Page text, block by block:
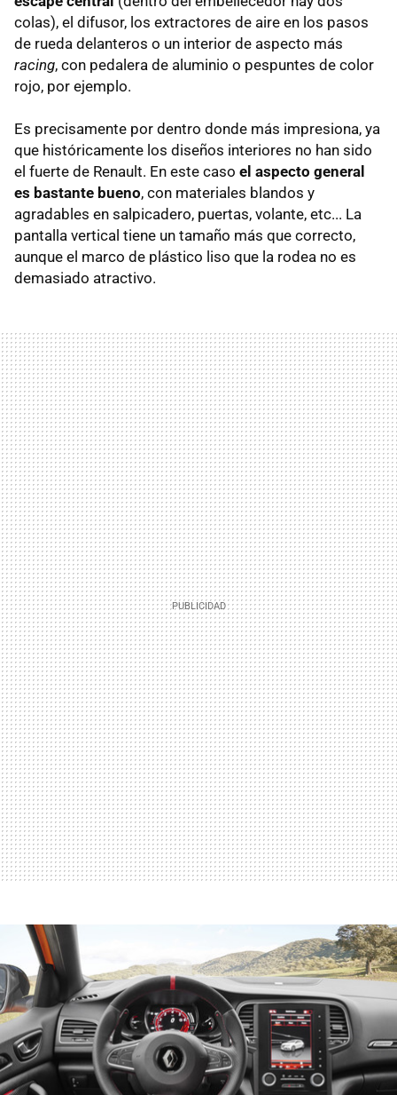
colas), el difusor, los extractores de aire en los pasos
de rueda delanteros o un interior de aspecto más
racing, con pedalera de aluminio o pespuntes de color
rojo, por ejemplo.
Es precisamente por dentro donde más impresiona, ya
que históricamente los diseños interiores no han sido
el fuerte de Renault. En este caso el aspecto general
es bastante bueno, con materiales blandos y
agradables en salpicadero, puertas, volante, etc... La
pantalla vertical tiene un tamaño más que correcto,
aunque el marco de plástico liso que la rodea no es
demasiado atractivo.